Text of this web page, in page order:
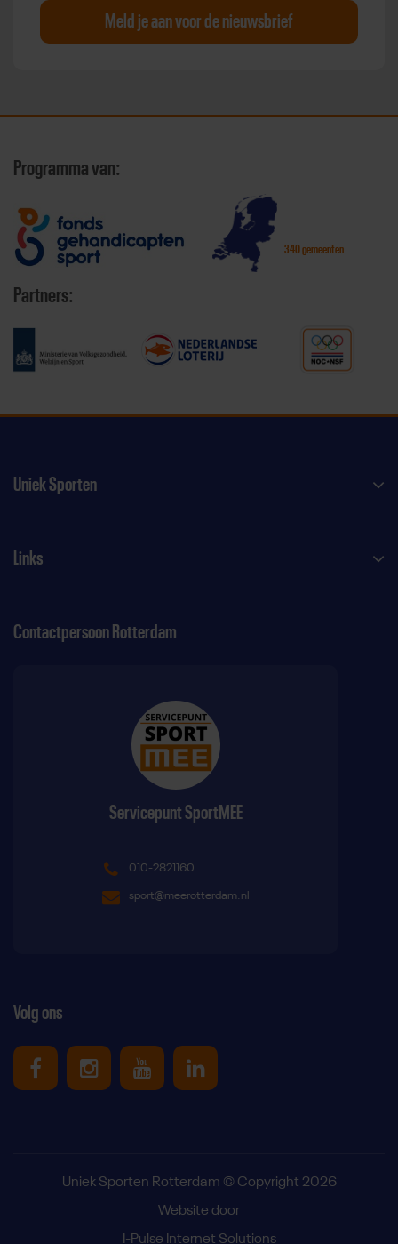
Meld je aan voor de nieuwsbrief
Programma van:
340 gemeenten
Partners:
Uniek Sporten
Links
Volg ons
Uniek Sporten op Facebook
Uniek Sporten op Instagram
Uniek Sporten op Youtube
Uniek Sporten op
Contactpersoon Rotterdam
Servicepunt SportMEE
010-2821160
sport@meerotterdam.nl
Uniek Sporten Rotterdam © Copyright 2026
Website door
I-Pulse Internet Solutions